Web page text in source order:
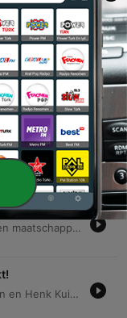
In deze aflevering bespreken de presentatoren diverse actualiteiten, van de sociale media-aanwezigheid van Sylvie Meis tot het verdwijnen van het Blues Festival in Grollo. Er wordt kritisch gekeken naar de Canal Parade en de politieke implicaties van migratiestromen vanuit Afrika naar Europa. Daarnaast gaan de sprekers dieper in op demografische uitdagingen, vragen van luisteraars over bekende Nederlanders en muziek, en de noodzaak van een Nederlandse bondscoach voor het nationale voetbalteam. Ook wordt de mismatch tussen artiesten en publiek bij concerten besproken.
In deze aflevering bespreken de presentatoren de overplaatsing van Willem Holleider naar een minder beveiligde inrichting en delen zij anekdotes over het leven in de EBI. Daarnaast behandelen ze diverse actuele thema's, variërend van de kwaliteit van 'De Slimste Mens' en de aanwezigheid van Victor Vlam in talkshows tot het nieuwe strafpuntensysteem voor automobilisten. Verder gaat het gesprek over de prestaties in de Tour de France, met specifieke aandacht voor Mathieu van der Poel en opkomend wielertalent. Ook worden zwaardere onderwerpen aangesneden, zoals de standpunten van de SP over vrouwelijke genitale verminking en de complexiteit van terugkeer naar landen waar men voorheen is gevlucht.
In deze aflevering bespreken Johan Derksen en Henk Kuipers diverse actuele thema's, variërend van de seksualisering in de atletiek tot kritiek op het recente WK voetbal. Daarnaast behandelen ze maatschappelijke kwesties zoals het vuurwerkverbod, de staat van de natuur en de boerenstand. Verder gaan de presentatoren in op Henks plannen voor een nieuwe social media serie, persoonlijke verhalen over tatoeages en de impact van sociale media op de privacy van publieke figuren. De discussie raakt ook aan de rechtspraak bij zware misdrijven en het belang van tweede kansen.
62.
Deze aflevering behandelt diverse actuele en maatschappelijke onderwerpen, beginnend met de onrust en criminaliteit rondom het asielzoekerscentrum in Ter Apel. Daarnaast bespreken we de uitbreiding van het WK voetbal door de FIFA, politieke aanstellingen en de nieuwe wethouder voor vrouwenzaken in Amersfoort. Verder staat een concert van Luke Combs in de Johan Cruijff Arena centraal, gevolgd door een kritische blik op oorlogsmisdaden, het afdekken van fouten binnen de politie en justitie, en de rechtszaak rondom de '6 van Breda'.
In deze aflevering bespreken Johan Derksen en Henk Kuipers diverse actuele onderwerpen, variërend van de crowdfunding van Anouk en de toekomst van Estavana Polman tot de rellen in Marokko en de regels rondom vakantiewoningen. Ook de hoge verkeersboetes in Nederland staan ter discussie. Daarnaast behandelen de sprekers de kritiek op Roddelpraat en het verdienmodel van Jan Roos en Dennis Schouten. In de sportwereld komen de comeback van Conor McGregor, de kritiek op Sarina Wiegman en de toekomst van Max Verstappen en Lewis Hamilton aan bod, waarna het gesprek eindigt met een felle kritiek op motivatiecoaches zoals Emile Ratelband.